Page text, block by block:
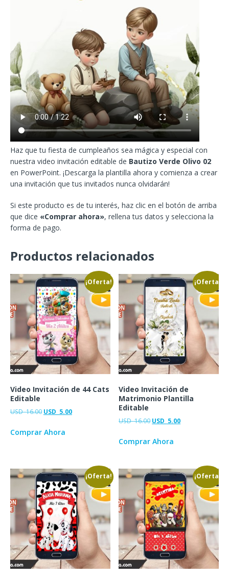
Haz que tu fiesta de cumpleaños sea mágica y especial con
nuestra video invitación editable de Bautizo Verde Olivo 02
en PowerPoint. ¡Descarga la plantilla ahora y comienza a crear
una invitación que tus invitados nunca olvidarán!
Si este producto es de tu interés, haz clic en el botón de arriba
que dice «Comprar ahora», rellena tus datos y selecciona la
forma de pago.
Productos relacionados
¡Oferta!
Video Invitación de 44 Cats
Editable
USD16.00 USD 5.00
Comprar Ahora
¡Oferta!
Video Invitación de
Matrimonio Plantilla
Editable
USD16.00 USD 5.00
Comprar Ahora
¡Oferta! ¡Oferta!